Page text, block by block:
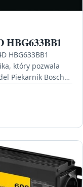
HBG633BB1
HBG633BB1
który pozwala
Piekarnik Bosch